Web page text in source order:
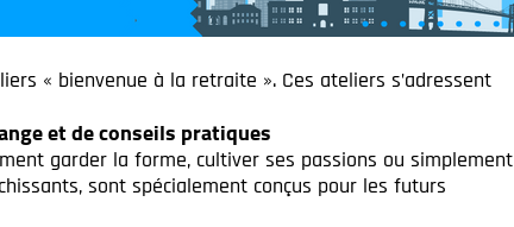
« bienvenue à la retraite ». Ces ateliers s’adressent
et de conseils pratiques
garder la forme, cultiver ses passions ou simplement
sont spécialement conçus pour les futurs